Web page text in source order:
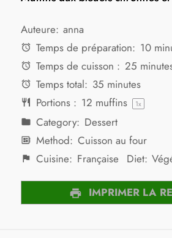
Auteure: anna
Temps de préparation: 10
Temps de cuisson : 25
Temps total: 35 minutes
Portions : 12 muffins 1x
Category: Dessert
Method: Cuisson au four
Cuisine: Française Diet:
IMPRIMER LA